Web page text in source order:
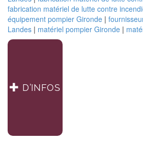
fabrication matériel de lutte contre
équipement pompier Gironde |
Landes | matériel pompier Gironde |
D’INFOS